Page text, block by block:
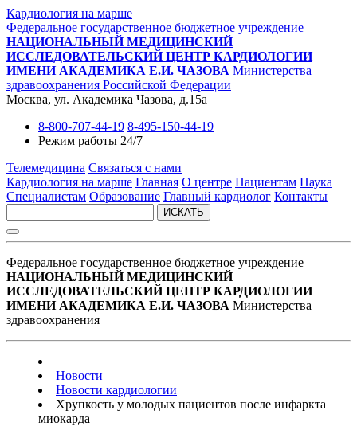
Кардиология на марше
Федеральное государственное бюджетное учреждение
НАЦИОНАЛЬНЫЙ МЕДИЦИНСКИЙ
ИССЛЕДОВАТЕЛЬСКИЙ ЦЕНТР КАРДИОЛОГИИ
ИМЕНИ АКАДЕМИКА Е.И. ЧАЗОВА Министерства
здравоохранения Российской Федерации
Москва, ул. Академика Чазова, д.15а
8-800-707-44-19 8-495-150-44-19
Режим работы 24/7
Телемедицина Связаться с нами
Кардиология на марше Главная О центре Пациентам Наука
Специалистам Образование Главный кардиолог Контакты
ИСКАТЬ
Федеральное государственное бюджетное учреждение
НАЦИОНАЛЬНЫЙ МЕДИЦИНСКИЙ
ИССЛЕДОВАТЕЛЬСКИЙ ЦЕНТР КАРДИОЛОГИИ
ИМЕНИ АКАДЕМИКА Е.И. ЧАЗОВА Министерства
здравоохранения
Новости
Новости кардиологии
Хрупкость у молодых пациентов после инфаркта
миокарда